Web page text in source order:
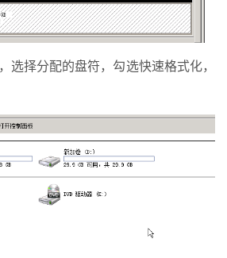
选择分配的盘符，勾选快速格式化，